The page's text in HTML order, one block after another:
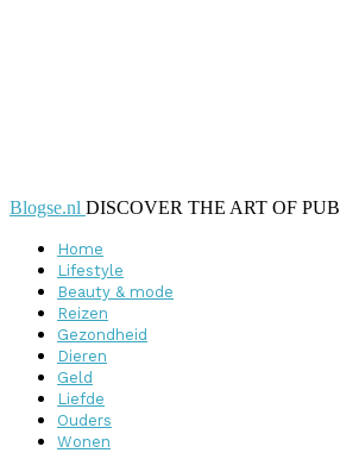
Blogse.nl DISCOVER THE ART OF
Home
Lifestyle
Beauty & mode
Reizen
Gezondheid
Dieren
Geld
Liefde
Ouders
Wonen